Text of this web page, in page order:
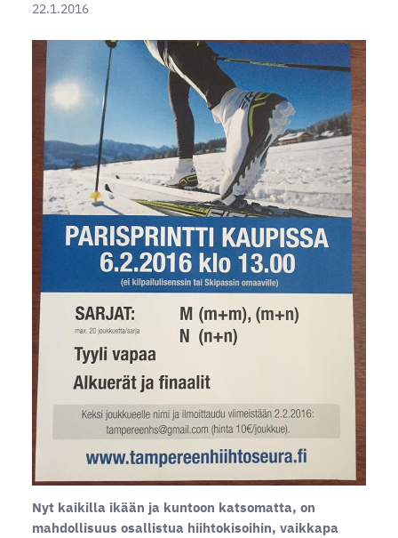
22.1.2016
Nyt kaikilla ikään ja kuntoon katsomatta, on
mahdollisuus osallistua hiihtokisoihin, vaikkapa